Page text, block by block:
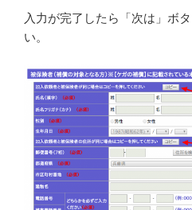
入力が完了したら「次は」ボ
い。